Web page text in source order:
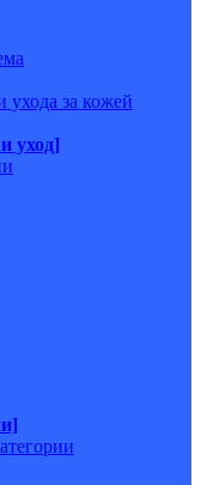
за кожей
уход]